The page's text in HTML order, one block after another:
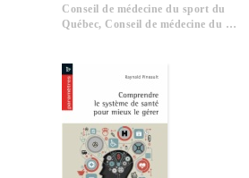
Conseil de médecine du sport du
Québec, Conseil de médecine du